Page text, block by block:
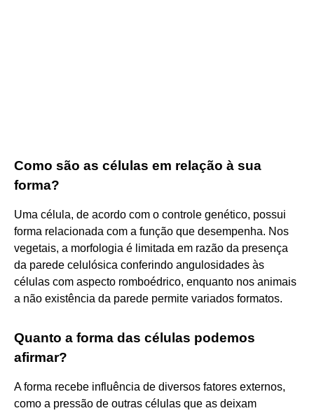
Como são as células em relação à sua
forma?
Uma célula, de acordo com o controle genético, possui
forma relacionada com a função que desempenha. Nos
vegetais, a morfologia é limitada em razão da presença
da parede celulósica conferindo angulosidades às
células com aspecto romboédrico, enquanto nos animais
a não existência da parede permite variados formatos.
Quanto a forma das células podemos
afirmar?
A forma recebe influência de diversos fatores externos,
como a pressão de outras células que as deixam